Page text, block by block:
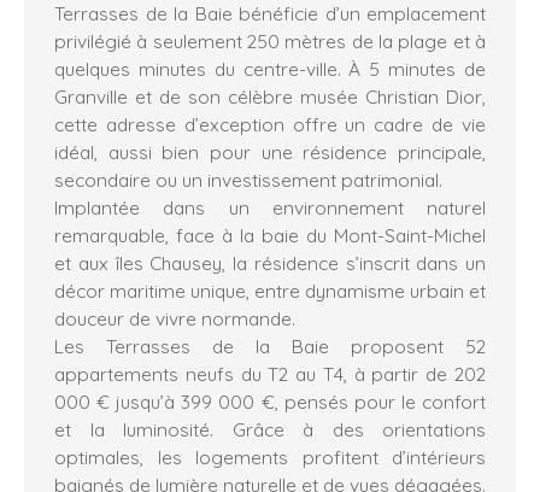
Terrasses de la Baie bénéficie d’un emplacement
privilégié à seulement 250 mètres de la plage et à
quelques minutes du centre-ville. À 5 minutes de
Granville et de son célèbre musée Christian Dior,
cette adresse d’exception offre un cadre de vie
idéal, aussi bien pour une résidence principale,
secondaire ou un investissement patrimonial.
Implantée dans un environnement naturel
remarquable, face à la baie du Mont-Saint-Michel
et aux îles Chausey, la résidence s’inscrit dans un
décor maritime unique, entre dynamisme urbain et
douceur de vivre normande.
Les Terrasses de la Baie proposent 52
appartements neufs du T2 au T4, à partir de 202
000 € jusqu’à 399 000 €, pensés pour le confort
et la luminosité. Grâce à des orientations
optimales, les logements profitent d’intérieurs
baignés de lumière naturelle et de vues dégagées.